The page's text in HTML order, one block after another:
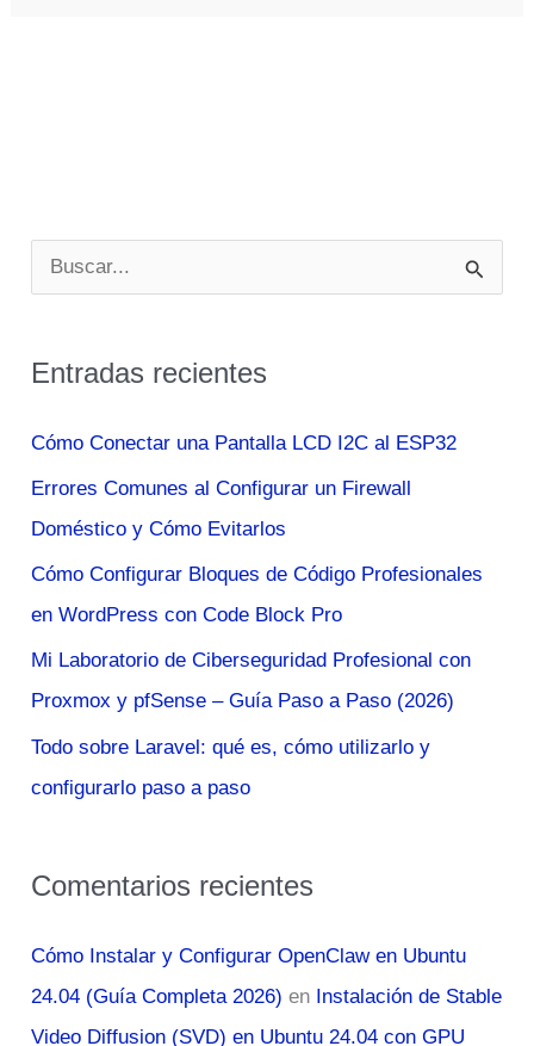
u
c
p
o
r
:
Entradas recientes
Cómo Conectar una Pantalla LCD I2C al ESP32
Errores Comunes al Configurar un Firewall
Doméstico y Cómo Evitarlos
Cómo Configurar Bloques de Código Profesionales
en WordPress con Code Block Pro
Mi Laboratorio de Ciberseguridad Profesional con
Proxmox y pfSense – Guía Paso a Paso (2026)
Todo sobre Laravel: qué es, cómo utilizarlo y
configurarlo paso a paso
Comentarios recientes
Cómo Instalar y Configurar OpenClaw en Ubuntu
24.04 (Guía Completa 2026) en Instalación de Stable
Video Diffusion (SVD) en Ubuntu 24.04 con GPU